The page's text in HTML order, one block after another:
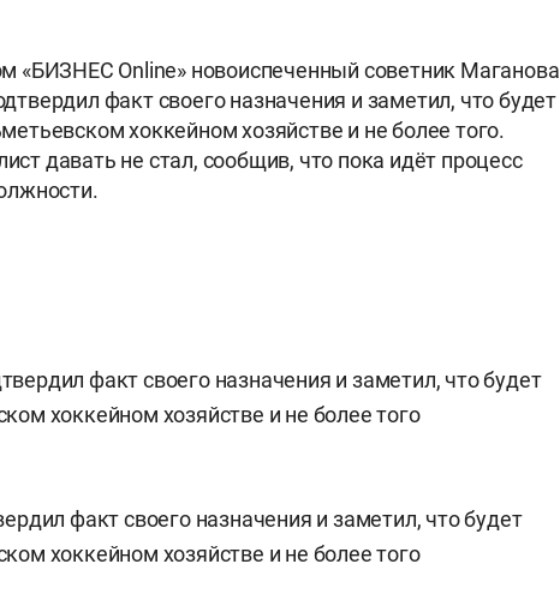
«БИЗНЕС Online» новоиспеченный советник Маганова
факт своего назначения и заметил, что будет
хоккейном хозяйстве и не более того.
давать не стал, сообщив, что пока идёт процесс
факт своего назначения и заметил, что будет
хоккейном хозяйстве и не более того